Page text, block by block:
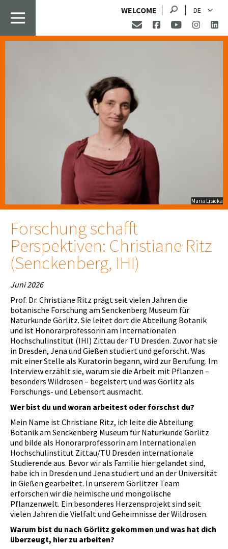
WELCOME SucheDE
Maria Lisicka
Forschung schafft
Perspektiven: Christiane Ritz
(Senckenberg, IHI)
Juni 2026
Prof. Dr. Christiane Ritz prägt seit vielen Jahren die
botanische Forschung am Senckenberg Museum für
Naturkunde Görlitz. Sie leitet dort die Abteilung Botanik
und ist Honorarprofessorin am Internationalen
Hochschulinstitut (IHI) Zittau der TU Dresden. Zuvor hat sie
in Dresden, Jena und Gießen studiert und geforscht. Was
mit einer Stelle als Kuratorin begann, wird zur Berufung. Im
Interview erzählt sie, warum sie die Arbeit mit Pflanzen –
besonders Wildrosen – begeistert und was Görlitz als
Forschungs- und Lebensort ausmacht.
Wer bist du und woran arbeitest oder forschst du?
Mein Name ist Christiane Ritz, ich leite die Abteilung
Botanik am Senckenberg Museum für Naturkunde Görlitz
und bilde als Honorarprofessorin am Internationalen
Hochschulinstitut Zittau/TU Dresden internationale
Studierende aus. Bevor wir als Familie hier gelandet sind,
habe ich in Dresden und Jena studiert und an der Universität
in Gießen gearbeitet. In unserem Görlitzer Team
erforschen wir die heimische und mongolische
Pflanzenwelt. Ein besonderes Herzensprojekt sind seit
vielen Jahren die Vielfalt und Geheimnisse der Wildrosen.
Warum bist du nach Görlitz gekommen und was hat dich
überzeugt, hier zu arbeiten?